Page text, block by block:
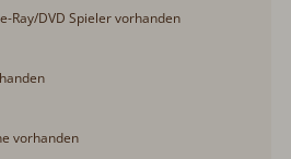
Ray/DVD Spieler vorhanden
vorhanden